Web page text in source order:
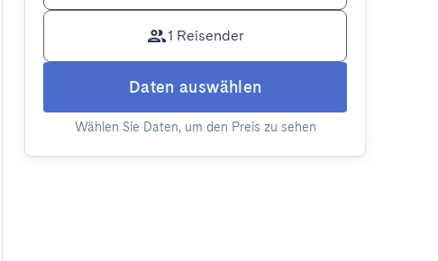
1 Reisender
Daten auswählen
Wählen Sie Daten, um den Preis zu sehen